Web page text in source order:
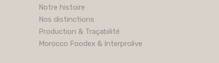
Notre histoire
Nos distinctions
Production & Traçabilité
Morocco Foodex & Interprolive